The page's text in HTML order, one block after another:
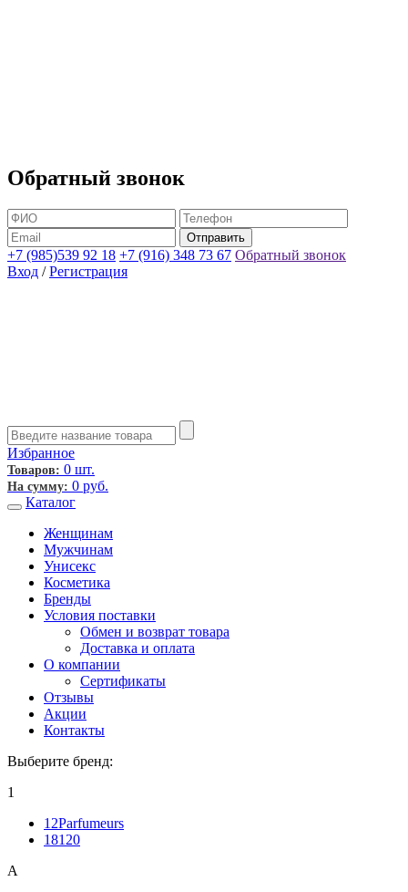
Обратный звонок
+7 (985)539 92 18 +7 (916) 348 73 67 Обратный звонок
Вход / Регистрация
Избранное
Товаров: 0 шт.
На сумму: 0 руб.
Каталог
Женщинам
Мужчинам
Унисекс
Косметика
Бренды
Условия поставки
Обмен и возврат товара
Доставка и оплата
О компании
Сертификаты
Отзывы
Акции
Контакты
Выберите бренд:
1
12Parfumeurs
18120
A